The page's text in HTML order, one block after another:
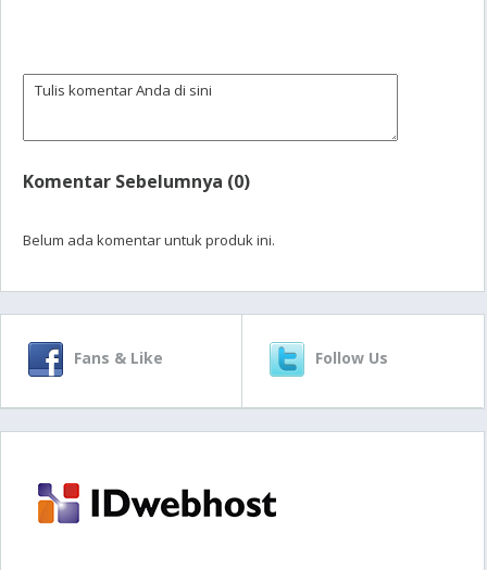
Komentar Sebelumnya (0)
Belum ada komentar untuk produk ini.
Fans & Like Follow Us